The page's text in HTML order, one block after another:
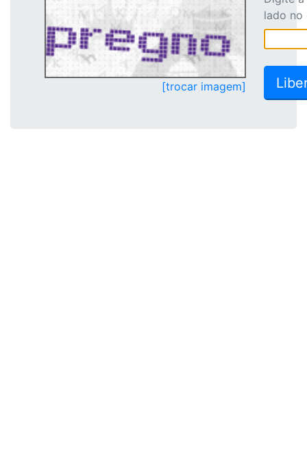
[trocar imagem]
lado no